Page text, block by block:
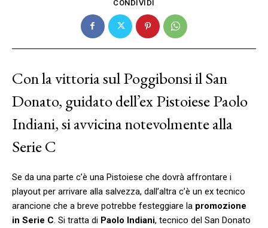
CONDIVIDI
Con la vittoria sul Poggibonsi il San
Donato, guidato dell’ex Pistoiese Paolo
Indiani, si avvicina notevolmente alla
Serie C
Se da una parte c’è una Pistoiese che dovrà affrontare i
playout per arrivare alla salvezza, dall’altra c’è un ex tecnico
arancione che a breve potrebbe festeggiare la promozione
in Serie C. Si tratta di Paolo Indiani, tecnico del San Donato